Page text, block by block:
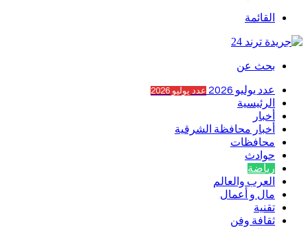
القائمة
بحث عن
عدد يوليو 2026 عدد يوليو 2026
الرئيسية
أخبار
أخبار محافظة الشرقية
محافظات
حوادث
رياضة
العرب والعالم
مال و أعمال
تقنية
ثقافة وفن